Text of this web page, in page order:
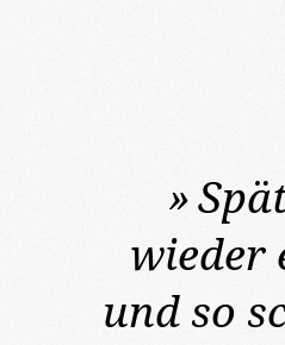
»
wieder
und so